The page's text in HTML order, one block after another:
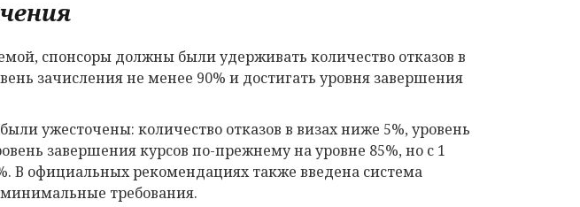
спонсоры должны были удерживать количество отказов в
зачисления не менее 90% и достигать уровня завершения
ужесточены: количество отказов в визах ниже 5%, уровень
завершения курсов по-прежнему на уровне 85%, но с 1
В официальных рекомендациях также введена система
требования.